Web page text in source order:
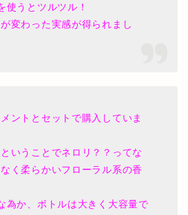
使うとツルツル！
変わった実感が得られまし
ントとセットで購入していま
いうことでネロリ？？ってな
く柔らかいフローラル系の香
為か、ボトルは大きく大容量で